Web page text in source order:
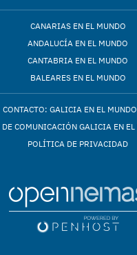
CANARIAS EN EL MUNDO
ANDALUCÍA EN EL MUNDO
CANTABRIA EN EL MUNDO
BALEARES EN EL MUNDO
CONTACTO: GALICIA EN EL
DE COMUNICACIÓN GALICIA EN
POLÍTICA DE PRIVACIDAD